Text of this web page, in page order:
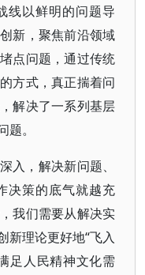
线以鲜明的问题导
新，聚焦前沿领域
点问题，通过传统
方式，真正揣着问
解决了一系列基层
。
入，解决新问题、
决策的底气就越充
我们需要从解决实
新理论更好地“飞入
足人民精神文化需